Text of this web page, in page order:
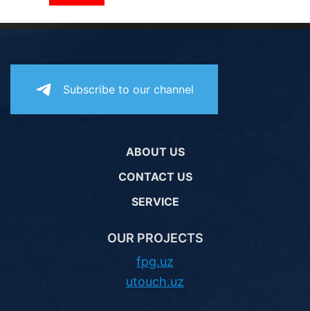
Subscribe to our channel
ABOUT US
CONTACT US
SERVICE
OUR PROJECTS
fpg.uz
utouch.uz